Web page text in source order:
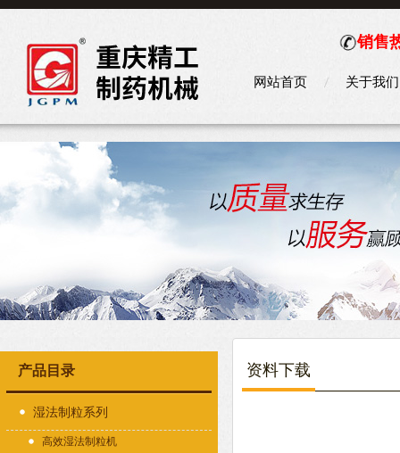
销售
网站首页 关于我们
产品目录
湿法制粒系列
高效湿法制粒机
资料下载